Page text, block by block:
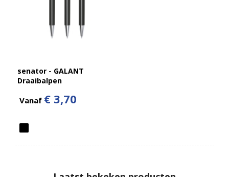
senator - GALANT
Draaibalpen
Vanaf € 3,70